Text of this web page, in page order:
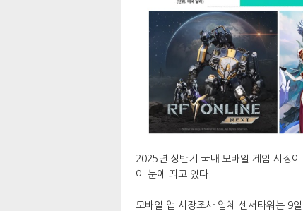
2025년 상반기 국내 모바일 게임 시장
이 눈에 띄고 있다.
모바일 앱 시장조사 업체 센서타워는 9